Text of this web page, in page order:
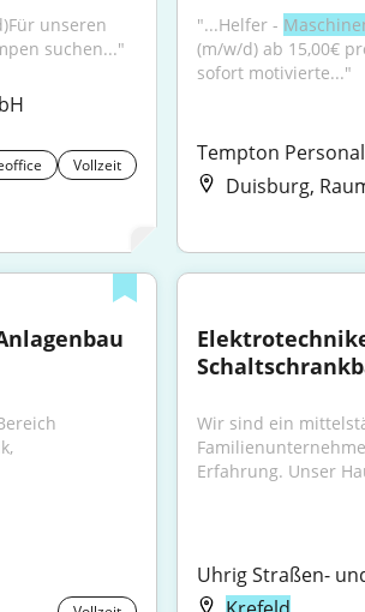
unseren
suchen..."
Vollzeit
"...Helfer -
(m/w/d) ab 15,00€
sofort motivierte..."
Tempton
Duisburg,
Wir sind ein
Erfahrung. Unser
Uhrig Straßen-